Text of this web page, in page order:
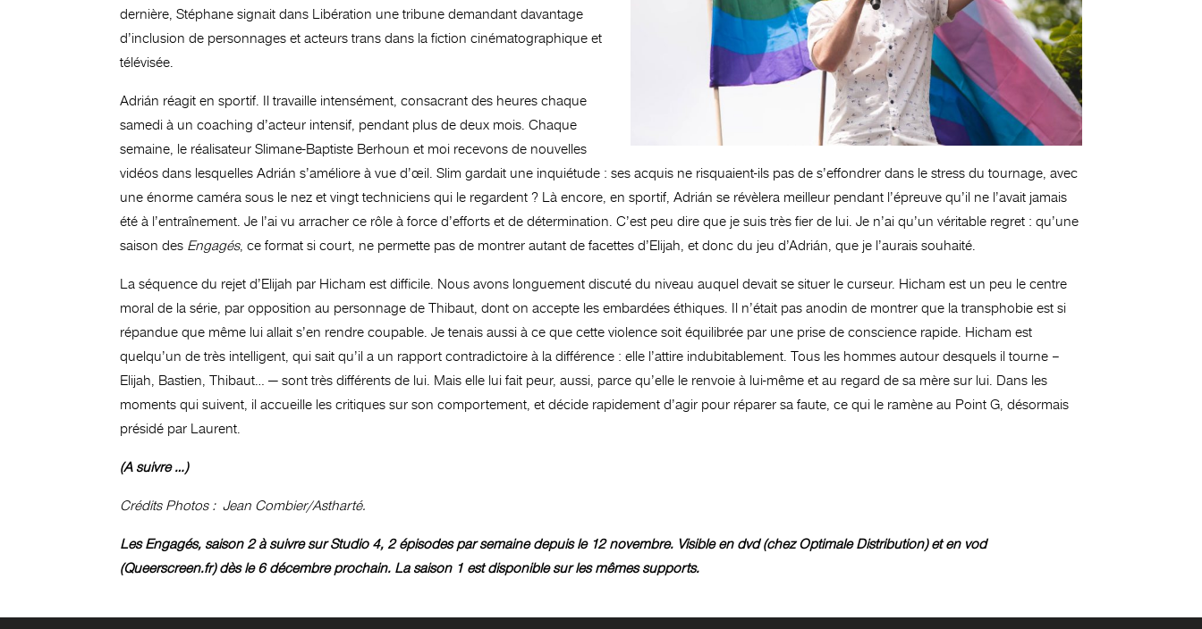
dernière, Stéphane signait dans Libération une tribune demandant davantage
d’inclusion de personnages et acteurs trans dans la fiction cinématographique et
télévisée.
Adrián réagit en sportif. Il travaille intensément, consacrant des heures chaque
samedi à un coaching d’acteur intensif, pendant plus de deux mois. Chaque
semaine, le réalisateur Slimane-Baptiste Berhoun et moi recevons de nouvelles
vidéos dans lesquelles Adrián s’améliore à vue d’œil. Slim gardait une inquiétude : ses acquis ne risquaient-ils pas de s’effondrer dans le stress du tournage, avec
une énorme caméra sous le nez et vingt techniciens qui le regardent ? Là encore, en sportif, Adrián se révèlera meilleur pendant l’épreuve qu’il ne l’avait jamais
été à l’entraînement. Je l’ai vu arracher ce rôle à force d’efforts et de détermination. C’est peu dire que je suis très fier de lui. Je n’ai qu’un véritable regret : qu’une
saison des Engagés, ce format si court, ne permette pas de montrer autant de facettes d’Elijah, et donc du jeu d’Adrián, que je l’aurais souhaité.
La séquence du rejet d’Elijah par Hicham est difficile. Nous avons longuement discuté du niveau auquel devait se situer le curseur. Hicham est un peu le centre
moral de la série, par opposition au personnage de Thibaut, dont on accepte les embardées éthiques. Il n’était pas anodin de montrer que la transphobie est si
répandue que même lui allait s’en rendre coupable. Je tenais aussi à ce que cette violence soit équilibrée par une prise de conscience rapide. Hicham est
quelqu’un de très intelligent, qui sait qu’il a un rapport contradictoire à la différence : elle l’attire indubitablement. Tous les hommes autour desquels il tourne –
Elijah, Bastien, Thibaut… — sont très différents de lui. Mais elle lui fait peur, aussi, parce qu’elle le renvoie à lui-même et au regard de sa mère sur lui. Dans les
moments qui suivent, il accueille les critiques sur son comportement, et décide rapidement d’agir pour réparer sa faute, ce qui le ramène au Point G, désormais
présidé par Laurent.
(A suivre …)
Crédits Photos : Jean Combier/Astharté.
Les Engagés, saison 2 à suivre sur Studio 4, 2 épisodes par semaine depuis le 12 novembre. Visible en dvd (chez Optimale Distribution) et en vod
(Queerscreen.fr) dès le 6 décembre prochain. La saison 1 est disponible sur les mêmes supports.